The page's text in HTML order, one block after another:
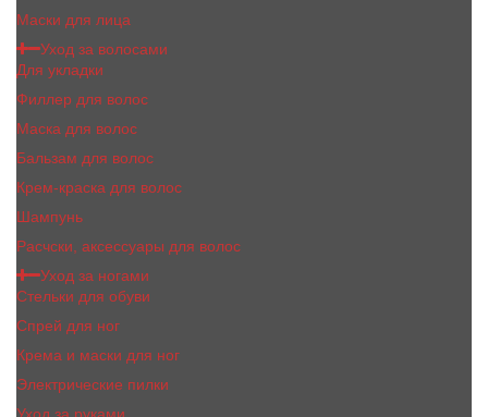
Маски для лица
Уход за волосами
Для укладки
Филлер для волос
Маска для волос
Бальзам для волос
Крем-краска для волос
Шампунь
Расчски, аксессуары для волос
Уход за ногами
Стельки для обуви
Спрей для ног
Крема и маски для ног
Электрические пилки